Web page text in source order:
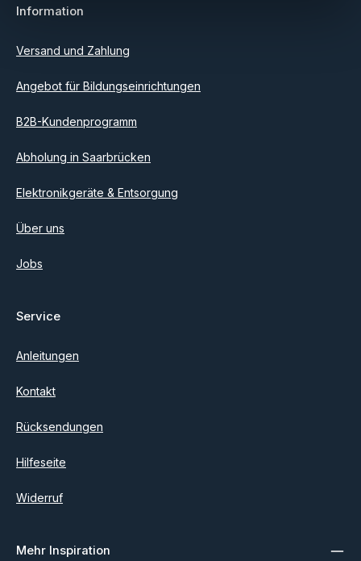
Ich habe dieDatenschutzbestimmungen
einverstanden.
Information
Versand und Zahlung
Angebot für Bildungseinrichtungen
B2B-Kundenprogramm
Abholung in Saarbrücken
Elektronikgeräte & Entsorgung
Über uns
Jobs
Service
Anleitungen
Kontakt
Rücksendungen
Hilfeseite
Widerruf
Mehr Inspiration